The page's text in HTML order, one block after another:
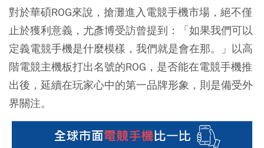
對於華碩ROG來說，搶灘進入電競手機市場，絕不僅
止於獲利意義，尤彥博受訪曾提到：「如果我們可以
定義電競手機是什麼模樣，我們就是會在那。」以高
階電競主機板打出名號的ROG，是否能在電競手機推
出後，延續在玩家心中的第一品牌形象，則是備受外
界關注。